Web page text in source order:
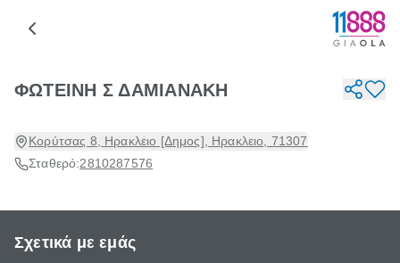
ΦΩΤΕΙΝΗ Σ ΔΑΜΙΑΝΑΚΗ
Κορύτσας 8, Ηρακλειο [Δημος], Ηρακλειο, 71307
Σταθερό:2810287576
Σχετικά με εμάς